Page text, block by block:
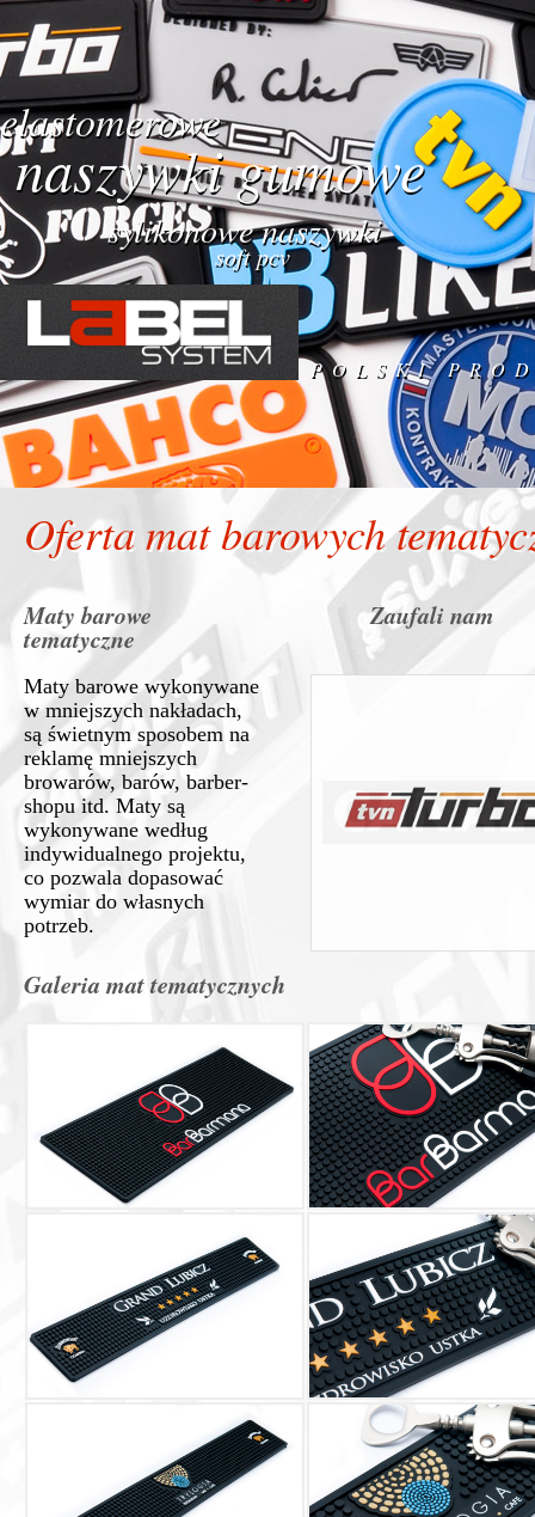
POLSKI
Oferta mat barowych
Maty barowe
tematyczne
Zaufali nam
Maty barowe wykonywane
w mniejszych nakładach,
są świetnym sposobem na
reklamę mniejszych
browarów, barów, barber-
shopu itd. Maty są
wykonywane według
indywidualnego projektu,
co pozwala dopasować
wymiar do własnych
potrzeb.
Galeria mat tematycznych
elastomerowe
naszywki gumowe
sylikonowe naszywki
soft pcv